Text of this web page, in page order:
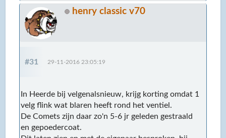
henry classic v70
#31 29-11-2016 23:05:19
In Heerde bij velgenalsnieuw, krijg korting omdat 1
velg flink wat blaren heeft rond het ventiel.
De Comets zijn daar zo'n 5-6 jr geleden gestraald
en gepoedercoat.